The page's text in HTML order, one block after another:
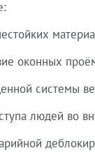
оконных
системы
людей во